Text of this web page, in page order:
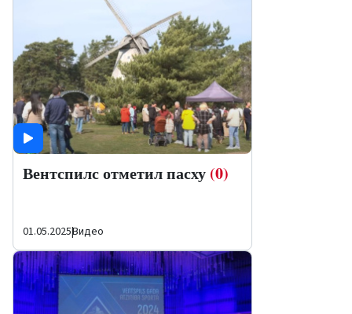
Вентспилс отметил пасху (0)
01.05.2025|Видео